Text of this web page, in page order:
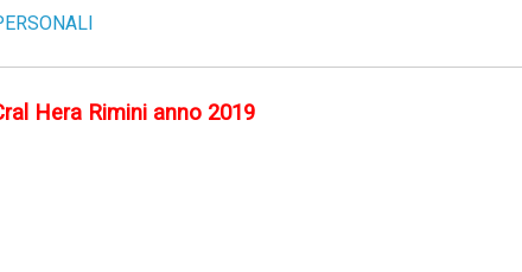
Hera Rimini anno 2019